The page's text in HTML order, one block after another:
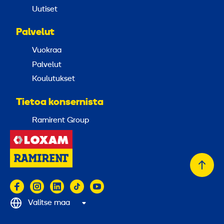
Uutiset
Palvelut
Vuokraa
Palvelut
Koulutukset
Tietoa konsernista
Ramirent Group
Valitse maa